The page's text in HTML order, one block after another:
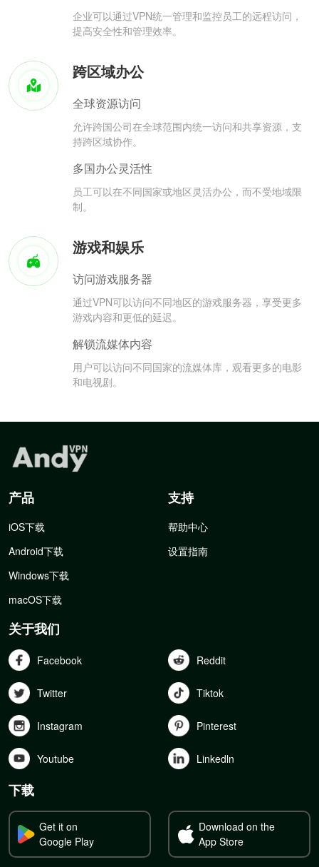
企业可以通过VPN统一管理和监控员工的远程访问，
提高安全性和管理效率。
跨区域办公
全球资源访问
允许跨国公司在全球范围内统一访问和共享资源，支
持跨区域协作。
多国办公灵活性
员工可以在不同国家或地区灵活办公，而不受地域限
制。
游戏和娱乐
访问游戏服务器
通过VPN可以访问不同地区的游戏服务器，享受更多
游戏内容和更低的延迟。
解锁流媒体内容
用户可以访问不同国家的流媒体库，观看更多的电影
和电视剧。
产品
iOS下载
Android下载
Windows下载
macOS下载
支持
帮助中心
设置指南
关于我们
Facebook Reddit
Twitter Tiktok
Instagram Pinterest
Youtube Linkedln
下载
Get it on
Google Play
Download on the
App Store